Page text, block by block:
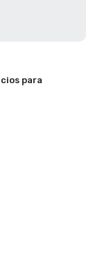
para